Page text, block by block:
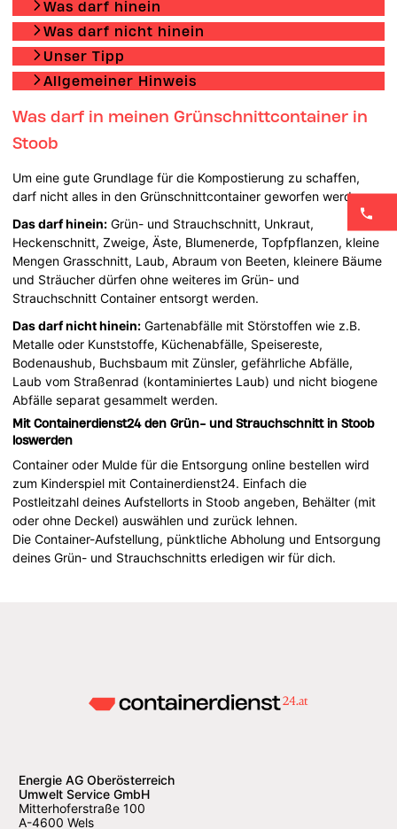
Was darf hinein
Was darf nicht hinein
Unser Tipp
Allgemeiner Hinweis
Was darf in meinen Grünschnittcontainer in
Stoob
Um eine gute Grundlage für die Kompostierung zu schaffen,
darf nicht alles in den Grünschnittcontainer geworfen werden.
Das darf hinein: Grün- und Strauchschnitt, Unkraut,
Heckenschnitt, Zweige, Äste, Blumenerde, Topfpflanzen, kleine
Mengen Grasschnitt, Laub, Abraum von Beeten, kleinere Bäume
und Sträucher dürfen ohne weiteres im Grün- und
Strauchschnitt Container entsorgt werden.
Das darf nicht hinein: Gartenabfälle mit Störstoffen wie z.B.
Metalle oder Kunststoffe, Küchenabfälle, Speisereste,
Bodenaushub, Buchsbaum mit Zünsler, gefährliche Abfälle,
Laub vom Straßenrad (kontaminiertes Laub) und nicht biogene
Abfälle separat gesammelt werden.
Mit Containerdienst24 den Grün- und Strauchschnitt in Stoob
loswerden
Container oder Mulde für die Entsorgung online bestellen wird
zum Kinderspiel mit Containerdienst24. Einfach die
Postleitzahl deines Aufstellorts in Stoob angeben, Behälter (mit
oder ohne Deckel) auswählen und zurück lehnen.
Die Container-Aufstellung, pünktliche Abholung und Entsorgung
deines Grün- und Strauchschnitts erledigen wir für dich.
Energie AG Oberösterreich
Umwelt Service GmbH
Mitterhoferstraße 100
A-4600 Wels